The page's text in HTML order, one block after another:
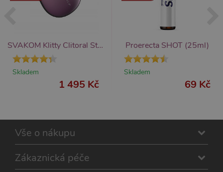
SVAKOM Klitty Clitoral Stimulator (Dusty Lavender), klitorální stimulátor
Skladem
1 495 Kč
Proerecta SHOT (25ml)
Skladem
69 Kč
Vše o nákupu
Zákaznická péče